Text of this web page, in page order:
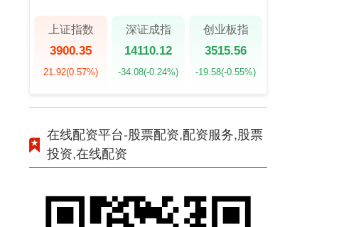
上证指数
3900.35
21.92(0.57%)
深证成指
14110.12
-34.08(-0.24%)
创业板指
3515.56
-19.58(-0.55%)
在线配资平台-股票配资,配资服务,股票
投资,在线配资